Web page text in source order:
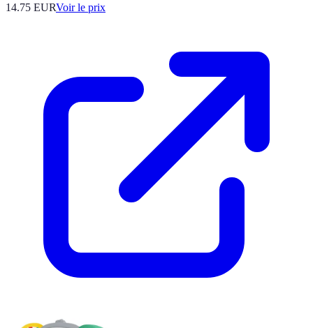
14.75 EURVoir le prix